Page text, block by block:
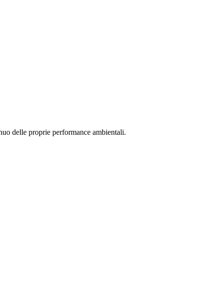
delle proprie performance ambientali.